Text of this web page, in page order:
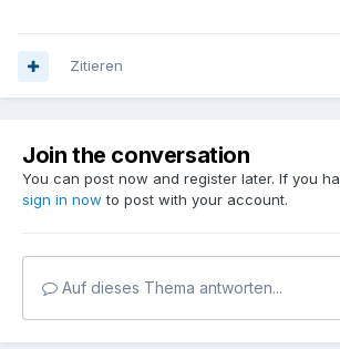
Zitieren
Join the conversation
You can post now and register later. If you
sign in now to post with your account.
Auf dieses Thema antworten...